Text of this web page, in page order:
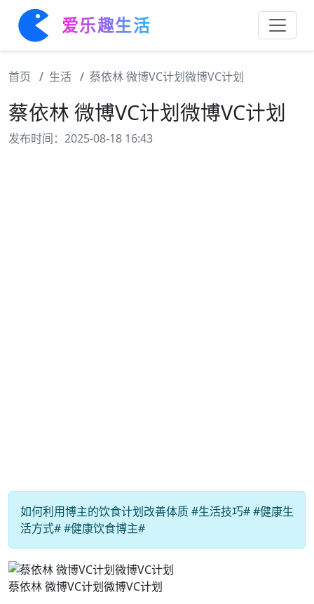
爱乐趣生活
首页 生活 蔡依林 微博VC计划微博VC计划
蔡依林 微博VC计划微博VC计划
发布时间：2025-08-18 16:43
如何利用博主的饮食计划改善体质 #生活技巧# #健康生
活方式# #健康饮食博主#
蔡依林 微博VC计划微博VC计划